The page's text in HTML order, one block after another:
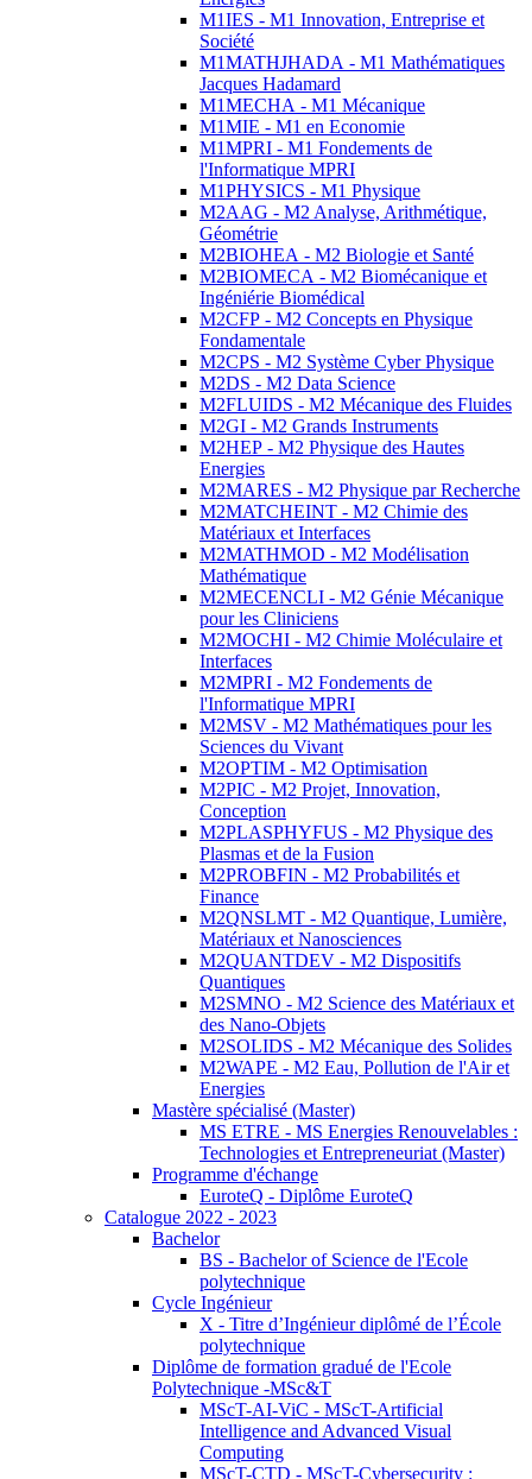
M1IES - M1 Innovation, Entreprise et
Société
M1MATHJHADA - M1 Mathématiques
Jacques Hadamard
M1MECHA - M1 Mécanique
M1MIE - M1 en Economie
M1MPRI - M1 Fondements de
l'Informatique MPRI
M1PHYSICS - M1 Physique
M2AAG - M2 Analyse, Arithmétique,
Géométrie
M2BIOHEA - M2 Biologie et Santé
M2BIOMECA - M2 Biomécanique et
Ingéniérie Biomédical
M2CFP - M2 Concepts en Physique
Fondamentale
M2CPS - M2 Système Cyber Physique
M2DS - M2 Data Science
M2FLUIDS - M2 Mécanique des Fluides
M2GI - M2 Grands Instruments
M2HEP - M2 Physique des Hautes
Energies
M2MARES - M2 Physique par Recherche
M2MATCHEINT - M2 Chimie des
Matériaux et Interfaces
M2MATHMOD - M2 Modélisation
Mathématique
M2MECENCLI - M2 Génie Mécanique
pour les Cliniciens
M2MOCHI - M2 Chimie Moléculaire et
Interfaces
M2MPRI - M2 Fondements de
l'Informatique MPRI
M2MSV - M2 Mathématiques pour les
Sciences du Vivant
M2OPTIM - M2 Optimisation
M2PIC - M2 Projet, Innovation,
Conception
M2PLASPHYFUS - M2 Physique des
Plasmas et de la Fusion
M2PROBFIN - M2 Probabilités et
Finance
M2QNSLMT - M2 Quantique, Lumière,
Matériaux et Nanosciences
M2QUANTDEV - M2 Dispositifs
Quantiques
M2SMNO - M2 Science des Matériaux et
des Nano-Objets
M2SOLIDS - M2 Mécanique des Solides
M2WAPE - M2 Eau, Pollution de l'Air et
Energies
Mastère spécialisé (Master)
MS ETRE - MS Energies Renouvelables :
Technologies et Entrepreneuriat (Master)
Programme d'échange
EuroteQ - Diplôme EuroteQ
Catalogue 2022 - 2023
Bachelor
BS - Bachelor of Science de l'Ecole
polytechnique
Cycle Ingénieur
X - Titre d’Ingénieur diplômé de l’École
polytechnique
Diplôme de formation gradué de l'Ecole
Polytechnique -MSc&T
MScT-AI-ViC - MScT-Artificial
Intelligence and Advanced Visual
Computing
MScT-CTD - MScT-Cybersecurity :